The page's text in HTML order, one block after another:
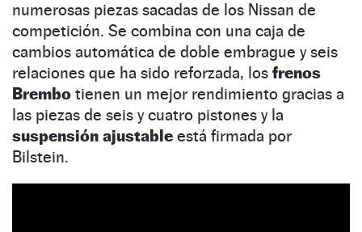
numerosas piezas sacadas de los Nissan de
competición. Se combina con una caja de
cambios automática de doble embrague y seis
relaciones que ha sido reforzada, los frenos
Brembo tienen un mejor rendimiento gracias a
las piezas de seis y cuatro pistones y la
suspensión ajustable está firmada por
Bilstein.